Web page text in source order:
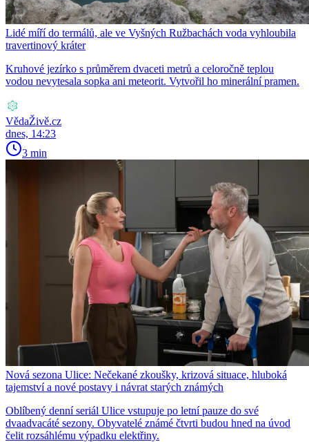
Lidé míří do termálů, ale ve Vyšných Ružbachách voda vyhloubila
travertinový kráter
Kruhové jezírko s průměrem dvaceti metrů a celoročně teplou
vodou nevytesala sopka ani meteorit. Vytvořil ho minerální pramen.
VědaŽivě.cz
dnes, 14:23
3 min
Nová sezona Ulice: Nečekané zkoušky, krizová situace, hluboká
tajemství a nové postavy i návrat starých známých
Oblíbený denní seriál Ulice vstupuje po letní pauze do své
dvaadvacáté sezony. Obyvatelé známé čtvrti budou hned na úvod
čelit rozsáhlému výpadku elektřiny.